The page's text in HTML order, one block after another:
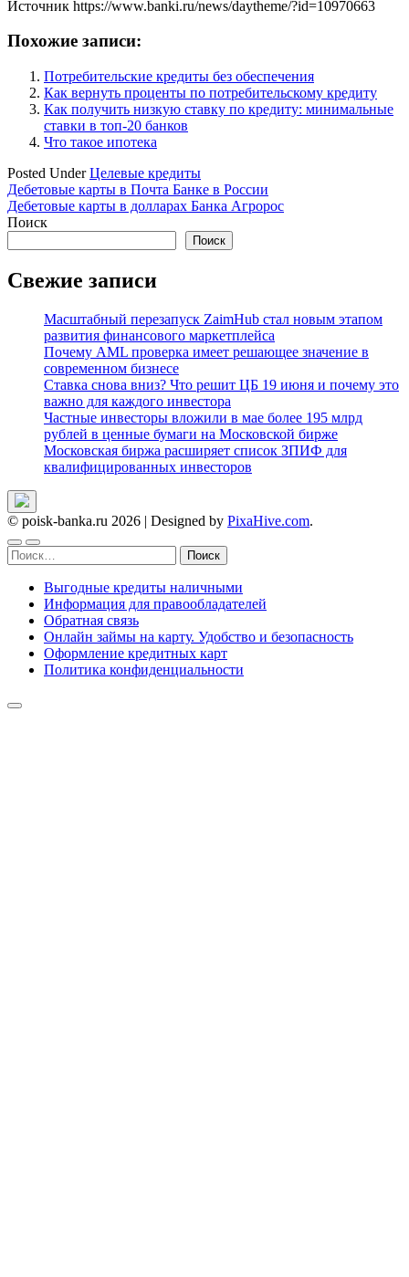
Источник https://www.banki.ru/news/daytheme/?id=10970663
Похожие записи:
Потребительские кредиты без обеспечения
Как вернуть проценты по потребительскому кредиту
Как получить низкую ставку по кредиту: минимальные
ставки в топ-20 банков
Что такое ипотека
Posted UnderЦелевые кредиты
Навигация
по
Дебетовые карты в Почта Банке в России
Дебетовые карты в долларах Банка Агророс
Поиск
Поиск
Свежие записи
Масштабный перезапуск ZaimHub стал новым этапом
развития финансового маркетплейса
Почему AML проверка имеет решающее значение в
современном бизнесе
Ставка снова вниз? Что решит ЦБ 19 июня и почему это
важно для каждого инвестора
Частные инвесторы вложили в мае более 195 млрд
рублей в ценные бумаги на Московской бирже
Московская биржа расширяет список ЗПИФ для
квалифицированных инвесторов
© poisk-banka.ru 2026 | Designed by PixaHive.com.
Найти:
Выгодные кредиты наличными
Информация для правообладателей
Обратная связь
Онлайн займы на карту. Удобство и безопасность
Оформление кредитных карт
Политика конфиденциальности